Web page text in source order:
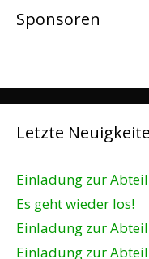
Sponsoren
Letzte
Einladung zur
Es geht wieder los!
Einladung zur
Einladung zur